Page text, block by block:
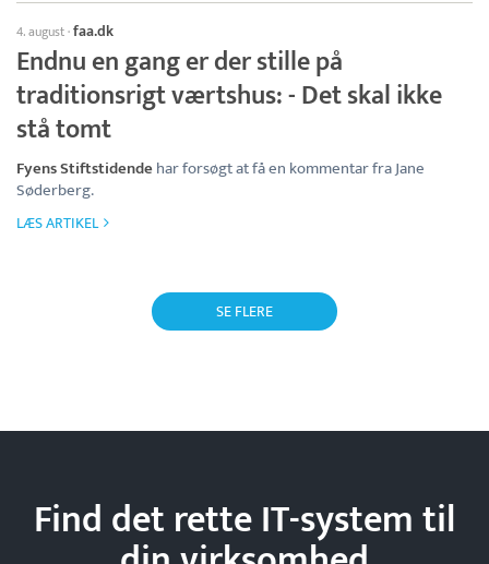
4. august·faa.dk
Endnu en gang er der stille på
traditionsrigt værtshus: - Det skal ikke
stå tomt
Fyens Stiftstidendehar forsøgt at få en kommentar fra Jane
Søderberg.
LÆS ARTIKEL
SE FLERE
Find det rette IT-system til